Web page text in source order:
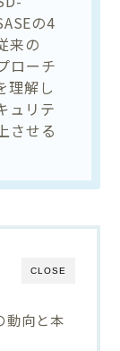
の4
来の
ローチ
理解し
ュリテ
させる
CLOSE
動向と本